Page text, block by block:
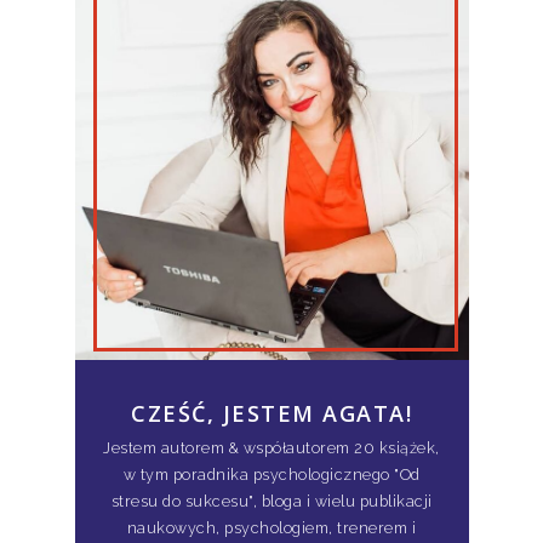
CZEŚĆ, JESTEM AGATA!
Jestem autorem & współautorem 20 książek,
w tym poradnika psychologicznego "Od
stresu do sukcesu", bloga i wielu publikacji
naukowych, psychologiem, trenerem i